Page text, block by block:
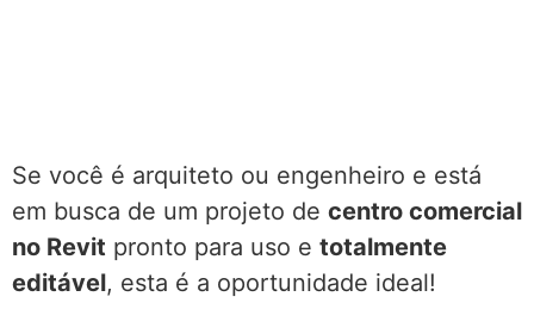
Se você é arquiteto ou engenheiro e está
em busca de um projeto de centro comercial
no Revit pronto para uso e totalmente
editável, esta é a oportunidade ideal!